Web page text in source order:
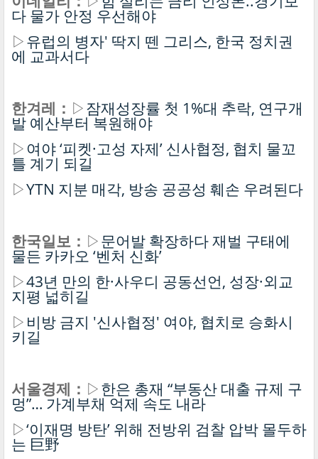
다 물가 안정 우선해야
▷유럽의 병자' 딱지 뗀 그리스, 한국 정치권
에 교과서다
한겨레： ▷잠재성장률 첫 1%대 추락, 연구개
발 예산부터 복원해야
▷여야 ‘피켓·고성 자제’ 신사협정, 협치 물꼬
틀 계기 되길
▷YTN 지분 매각, 방송 공공성 훼손 우려된다
한국일보： ▷문어발 확장하다 재벌 구태에
물든 카카오 ‘벤처 신화’
▷43년 만의 한·사우디 공동선언, 성장·외교
지평 넓히길
▷ 비방 금지 '신사협정' 여야, 협치로 승화시
키길
서울경제： ▷한은 총재 “부동산 대출 규제 구
멍”… 가계부채 억제 속도 내라
▷‘이재명 방탄’ 위해 전방위 검찰 압박 몰두하
는 巨野